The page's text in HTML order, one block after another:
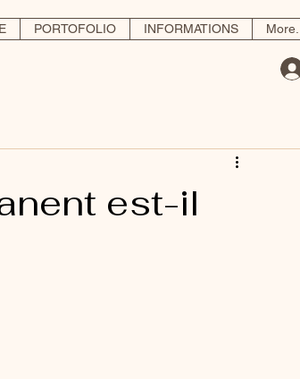
PORTOFOLIO INFORMATIONS More...
est-il